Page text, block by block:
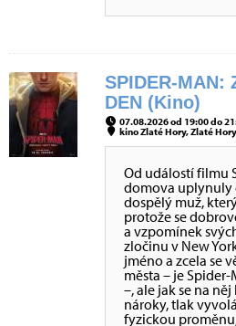
SPIDER-MAN:
DEN (Kino)
07.08.2026 od 19:00 do
kino Zlaté Hory, Zlaté
Od událostí filmu
domova uplynuly
dospělý muž,
protože se
a vzpomínek
zločinu v New
jméno a zcela se
města – je
–, ale jak se na
nároky, tlak
fyzickou